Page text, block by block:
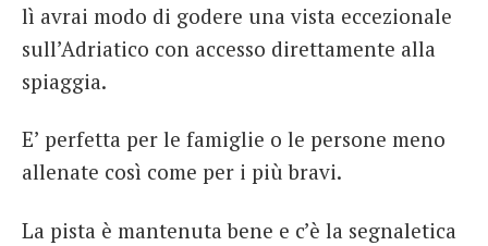
lì avrai modo di godere una vista eccezionale
sull’Adriatico con accesso direttamente alla
spiaggia.
E’ perfetta per le famiglie o le persone meno
allenate così come per i più bravi.
La pista è mantenuta bene e c’è la segnaletica